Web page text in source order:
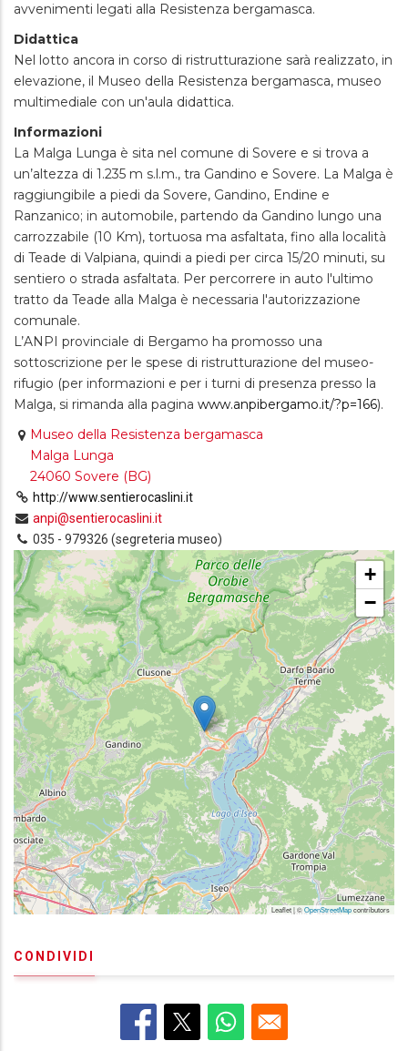
avvenimenti legati alla Resistenza bergamasca.
Didattica
Nel lotto ancora in corso di ristrutturazione sarà realizzato, in
elevazione, il Museo della Resistenza bergamasca, museo
multimediale con un'aula didattica.
Informazioni
La Malga Lunga è sita nel comune di Sovere e si trova a
un’altezza di 1.235 m s.l.m., tra Gandino e Sovere. La Malga è
raggiungibile a piedi da Sovere, Gandino, Endine e
Ranzanico; in automobile, partendo da Gandino lungo una
carrozzabile (10 Km), tortuosa ma asfaltata, fino alla località
di Teade di Valpiana, quindi a piedi per circa 15/20 minuti, su
sentiero o strada asfaltata. Per percorrere in auto l'ultimo
tratto da Teade alla Malga è necessaria l'autorizzazione
comunale.
L’ANPI provinciale di Bergamo ha promosso una
sottoscrizione per le spese di ristrutturazione del museo-
rifugio (per informazioni e per i turni di presenza presso la
Malga, si rimanda alla pagina www.anpibergamo.it/?p=166).
Museo della Resistenza bergamasca
Malga Lunga
24060 Sovere (BG)
http://www.sentierocaslini.it
anpi@sentierocaslini.it
035 - 979326 (segreteria museo)
+
−
Leaflet | ©OpenStreetMapcontributors
CONDIVIDI